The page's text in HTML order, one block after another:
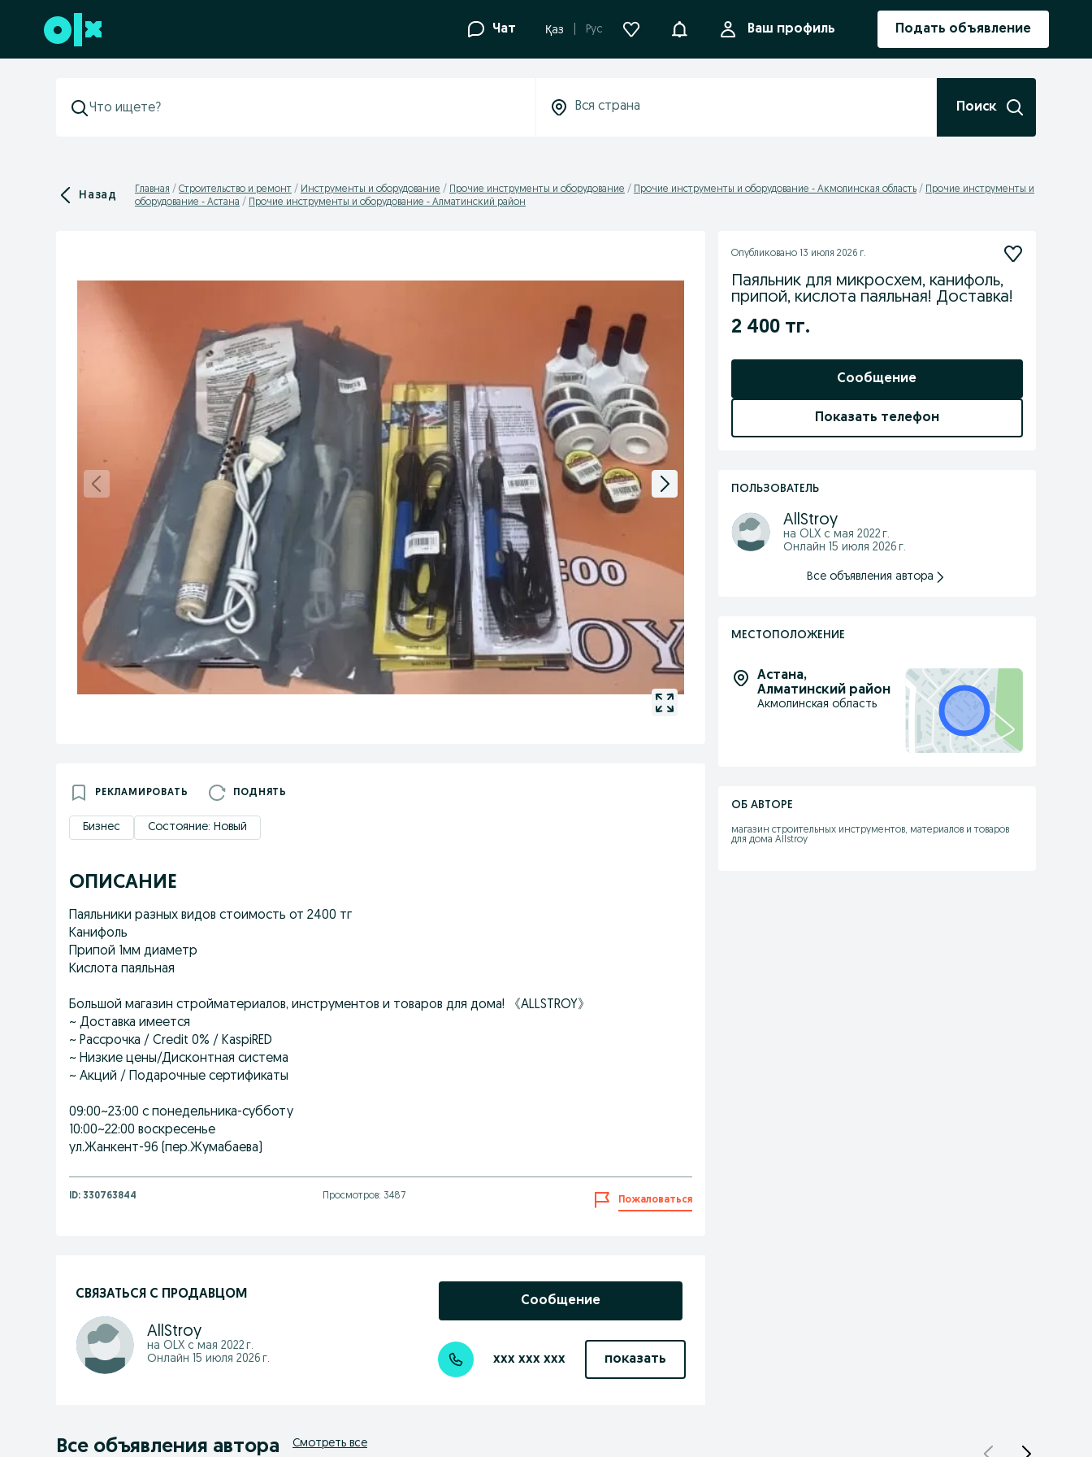
Перейти к нижнему колонтитулу Чат Қаз Рус УведомленияВаш профиль Подать объявление
Поиск
Назад Главная Строительство и ремонт Инструменты и оборудование Прочие инструменты и оборудование Прочие инструменты и оборудование - Акмолинская область
Прочие инструменты и
оборудование - Астана
Прочие инструменты и оборудование - Алматинский район
РЕКЛАМИРОВАТЬ ПОДНЯТЬ
Бизнес Состояние: Новый
ОПИСАНИЕ
Паяльники разных видов стоимость от 2400 тг
Канифоль
Припой 1мм диаметр
Кислота паяльная
Большой магазин стройматериалов, инструментов и товаров для дома! 《ALLSTROY》
~ Доставка имеется
~ Рассрочка / Credit 0% / KaspiRED
~ Низкие цены/Дисконтная система
~ Акций / Подарочные сертификаты
09:00~23:00 с понедельника-субботу
10:00~22:00 воскресенье
ул.Жанкент-96 (пер.Жумабаева)
ID: 330763844 Просмотров: 3487 Пожаловаться
СВЯЗАТЬСЯ С ПРОДАВЦОМ
AllStroy
на OLX с мая 2022 г.
Онлайн 15 июля 2026 г.
Сообщение
xxx xxx xxx показать
Опубликовано 13 июля 2026 г.
Паяльник для микросхем, канифоль,
припой, кислота паяльная! Доставка!
2 400 тг.
Сообщение
Показать телефон
ПОЛЬЗОВАТЕЛЬ
AllStroy
на OLX с мая 2022 г.
Онлайн 15 июля 2026 г.
Все объявления автора
МЕСТОПОЛОЖЕНИЕ
Астана,
Алматинский район
Акмолинская область
ОБ АВТОРЕ
магазин строительных инструментов, материалов и товаров
для дома Allstroy
Все объявления автора Смотреть все